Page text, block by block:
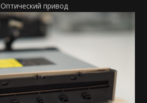
Оптический привод